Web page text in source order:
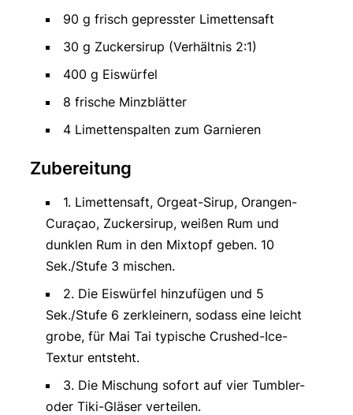
90 g frisch gepresster Limettensaft
30 g Zuckersirup (Verhältnis 2:1)
400 g Eiswürfel
8 frische Minzblätter
4 Limettenspalten zum Garnieren
Zubereitung
1. Limettensaft, Orgeat-Sirup, Orangen-
Curaçao, Zuckersirup, weißen Rum und
dunklen Rum in den Mixtopf geben. 10
Sek./Stufe 3 mischen.
2. Die Eiswürfel hinzufügen und 5
Sek./Stufe 6 zerkleinern, sodass eine leicht
grobe, für Mai Tai typische Crushed-Ice-
Textur entsteht.
3. Die Mischung sofort auf vier Tumbler-
oder Tiki-Gläser verteilen.